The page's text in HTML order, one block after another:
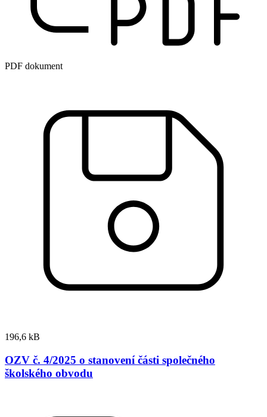
PDF dokument
196,6 kB
OZV č. 4/2025 o stanovení části společného
školského obvodu